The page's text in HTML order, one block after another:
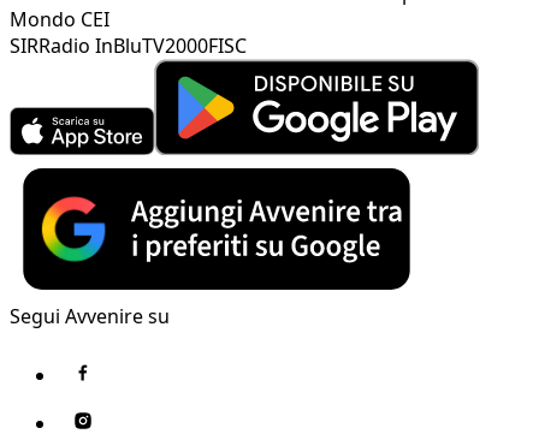
Mondo CEI
SIRRadio InBluTV2000FISC
Segui Avvenire su